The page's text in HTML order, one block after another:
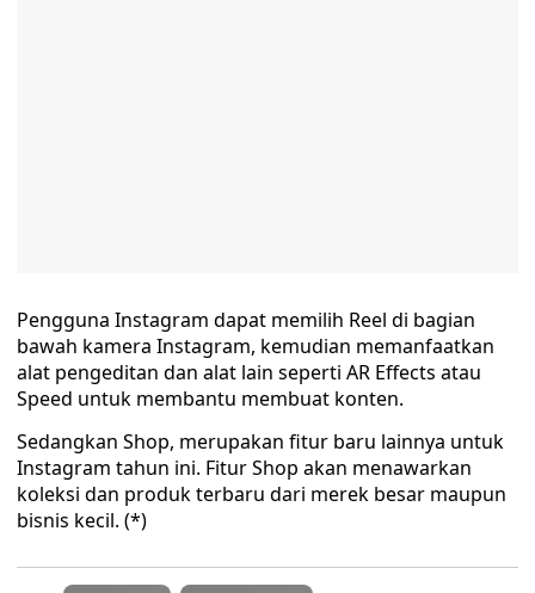
Pengguna Instagram dapat memilih Reel di bagian
bawah kamera Instagram, kemudian memanfaatkan
alat pengeditan dan alat lain seperti AR Effects atau
Speed untuk membantu membuat konten.
Sedangkan Shop, merupakan fitur baru lainnya untuk
Instagram tahun ini. Fitur Shop akan menawarkan
koleksi dan produk terbaru dari merek besar maupun
bisnis kecil. (*)